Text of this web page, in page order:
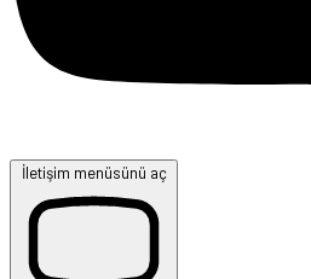
İletişim menüsünü aç